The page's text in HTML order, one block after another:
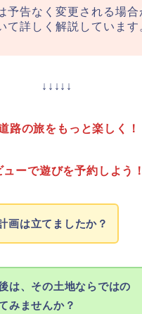
予告なく変更される場合
て詳しく解説しています
↓↓↓↓↓
路の旅をもっと楽しく！
ューで遊びを予約しよう！
画は立てましたか？
は、その土地ならではの
みませんか？